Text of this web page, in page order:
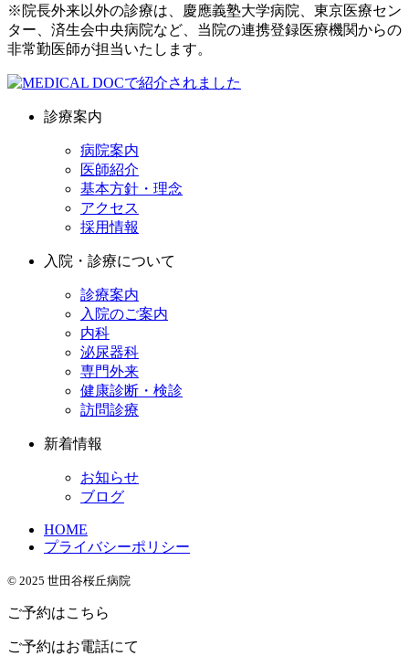
※院長外来以外の診療は、慶應義塾大学病院、東京医療セン
ター、済生会中央病院など、当院の連携登録医療機関からの
非常勤医師が担当いたします。
診療案内
病院案内
医師紹介
基本方針・理念
アクセス
採用情報
入院・診療について
診療案内
入院のご案内
内科
泌尿器科
専門外来
健康診断・検診
訪問診療
新着情報
お知らせ
ブログ
HOME
プライバシーポリシー
© 2025 世田谷桜丘病院
ご予約はこちら
ご予約はお電話にて